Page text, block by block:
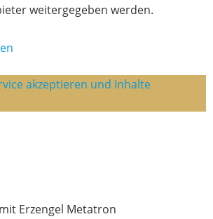
weitergegeben werden.
akzeptieren und Inhalte
Erzengel Metatron